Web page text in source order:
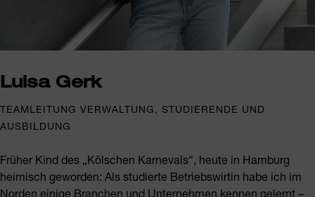
Luisa Gerk
TEAMLEITUNG VERWALTUNG, STUDIERENDE UND
AUSBILDUNG
Früher Kind des „Kölschen Karnevals“, heute in Hamburg
heimisch geworden: Als studierte Betriebswirtin habe ich im
Norden einige Branchen und Unternehmen kennen gelernt –